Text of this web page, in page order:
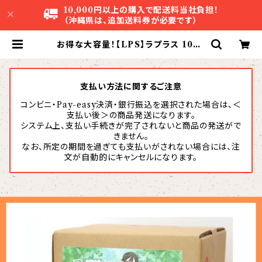
10,000円以上の購入で配送料当社負担！
（沖縄県は、追加送料券が必要です）
お得な大容量！【LPS】ラプラス 10L |
支払い方法に関するご注意
コンビニ・Pay-easy決済・銀行振込を選択された場合は、＜
支払い後＞の商品発送になります。
システム上、支払い手続きが完了されないと商品の発送がで
きません。
なお、所定の期間を過ぎても支払いがされない場合には、注
文が自動的にキャンセルになります。